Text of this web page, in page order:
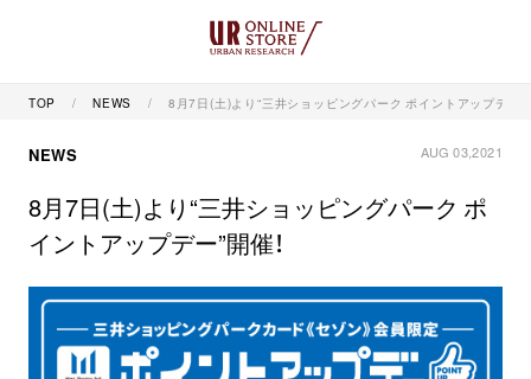
TOP NEWS 8月7日(土)より“三井ショッピングパーク ポイントアップデー”
NEWS AUG 03,2021
8月7日(土)より“三井ショッピングパーク ポ
イントアップデー”開催！